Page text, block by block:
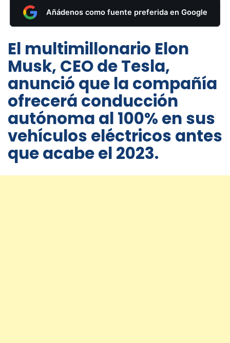
Añádenos como fuente preferida en Google
El multimillonario Elon
Musk, CEO de Tesla,
anunció que la compañía
ofrecerá conducción
autónoma al 100% en sus
vehículos eléctricos antes
que acabe el 2023.